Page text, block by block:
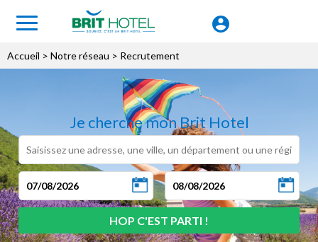
Accueil > Notre réseau > Recrutement
Je cherche mon Brit Hotel